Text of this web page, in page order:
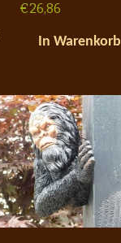
€26,86
In Warenkorb